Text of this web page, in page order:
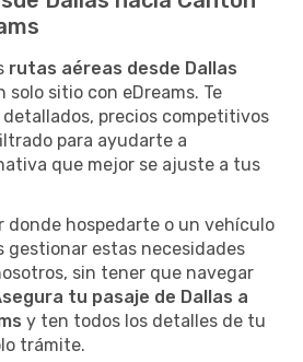
rutas aéreas desde Dallas
solo sitio con eDreams. Te
precios competitivos
para ayudarte a
que mejor se ajuste a tus
donde hospedarte o un vehículo
gestionar estas necesidades
sin tener que navegar
tu pasaje de Dallas a
y ten todos los detalles de tu
trámite.